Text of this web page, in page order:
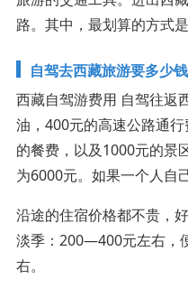
路。其中，最划算的方式是
自驾去西藏旅游要多少
西藏自驾游费用 自驾往返
油，400元的高速公路通
的餐费，以及1000元的景
为6000元。如果一个人自
沿途的住宿价格都不贵，
淡季：200—400元左右，
右。